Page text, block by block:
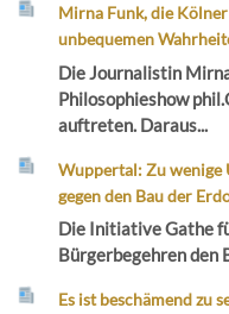
Mirna Funk, die
unbequemen
Die Journalistin
Philosophieshow
auftreten. Daraus...
Wuppertal: Zu wenige
gegen den Bau der
Die Initiative Gathe
Bürgerbegehren den
Es ist beschämend zu